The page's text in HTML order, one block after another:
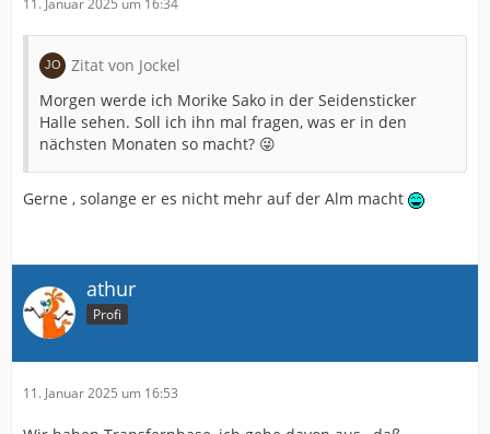
Zitat von Jockel
Morgen werde ich Morike Sako in der Seidensticker
Halle sehen. Soll ich ihn mal fragen, was er in den
nächsten Monaten so macht? 😜
Gerne , solange er es nicht mehr auf der Alm macht
athur
Profi
11. Januar 2025 um 16:53